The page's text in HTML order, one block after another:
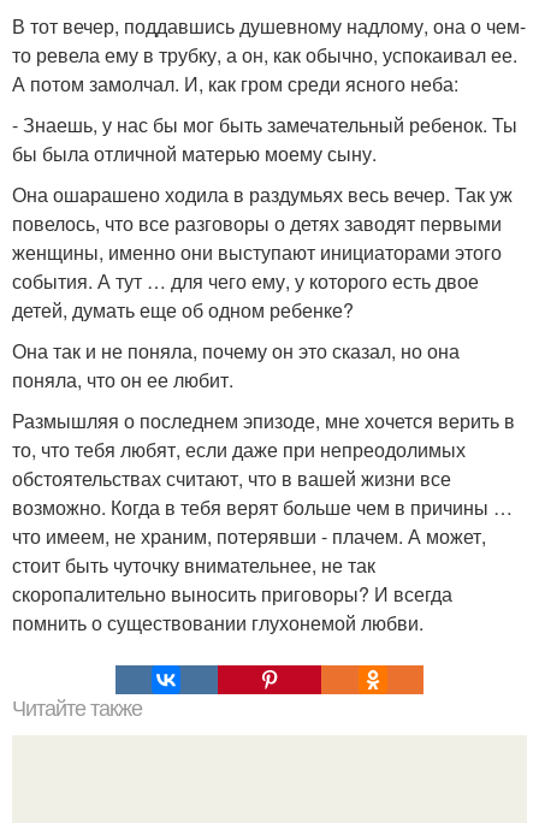
В тот вечер, поддавшись душевному надлому, она о чем-
то ревела ему в трубку, а он, как обычно, успокаивал ее.
А потом замолчал. И, как гром среди ясного неба:
- Знаешь, у нас бы мог быть замечательный ребенок. Ты
бы была отличной матерью моему сыну.
Она ошарашено ходила в раздумьях весь вечер. Так уж
повелось, что все разговоры о детях заводят первыми
женщины, именно они выступают инициаторами этого
события. А тут … для чего ему, у которого есть двое
детей, думать еще об одном ребенке?
Она так и не поняла, почему он это сказал, но она
поняла, что он ее любит.
Размышляя о последнем эпизоде, мне хочется верить в
то, что тебя любят, если даже при непреодолимых
обстоятельствах считают, что в вашей жизни все
возможно. Когда в тебя верят больше чем в причины …
что имеем, не храним, потерявши - плачем. А может,
стоит быть чуточку внимательнее, не так
скоропалительно выносить приговоры? И всегда
помнить о существовании глухонемой любви.
Читайте также